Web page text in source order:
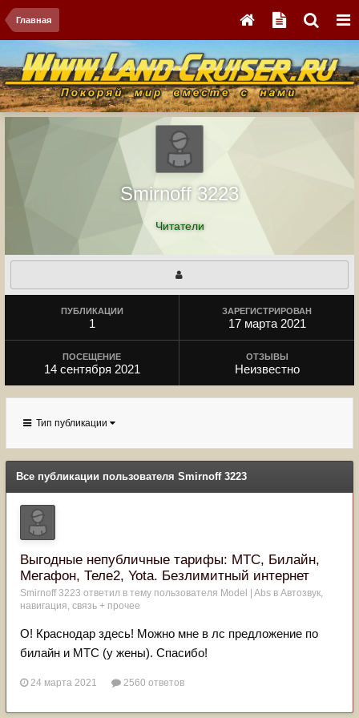
Главная
Smirnoff 3223
Читатели
ПУБЛИКАЦИИ
1
ЗАРЕГИСТРИРОВАН
17 марта 2021
ПОСЕЩЕНИЕ
14 сентября 2021
ОТЗЫВЫ
Неизвестно
Тип публикации
Все публикации пользователя Smirnoff 3223
Выгодные непубличные тарифы: МТС, Билайн,
Мегафон, Теле2, Yota. Безлимитный интернет
Smirnoff 3223 ответил в тему пользователя Model | Abs в Автозвук,
навигация, связь + прочее
О! Краснодар здесь! Можно мне в лс предложение по
билайн и МТС (у жены). Спасибо!
24 марта 2021 2560 ответов